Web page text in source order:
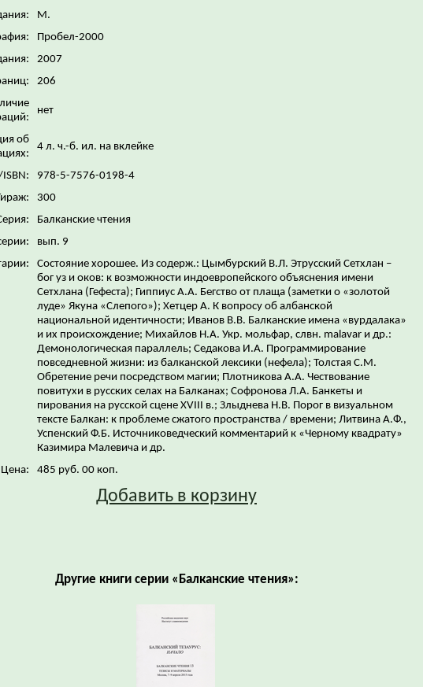
М.
Пробел-2000
2007
206
нет
об
4 л. ч.-б. ил. на вклейке
ISBN:
978-5-7576-0198-4
300
Балканские чтения
вып. 9
Состояние хорошее. Из содерж.: Цымбурский В.Л. Этрусский Сетхлан –
бог уз и оков: к возможности индоевропейского объяснения имени
Сетхлана (Гефеста); Гиппиус А.А. Бегство от плаща (заметки о «золотой
луде» Якуна «Слепого»); Хетцер А. К вопросу об албанской
национальной идентичности; Иванов В.В. Балканские имена «вурдалака»
и их происхождение; Михайлов Н.А. Укр. мольфар, слвн. malavar и др.:
Демонологическая параллель; Седакова И.А. Программирование
повседневной жизни: из балканской лексики (нефела); Толстая С.М.
Обретение речи посредством магии; Плотникова А.А. Чествование
повитухи в русских селах на Балканах; Софронова Л.А. Банкеты и
пирования на русской сцене XVIII в.; Злыднева Н.В. Порог в визуальном
тексте Балкан: к проблеме сжатого пространства / времени; Литвина А.Ф.,
Успенский Ф.Б. Источниковедческий комментарий к «Черному квадрату»
Казимира Малевича и др.
Цена:
485 руб. 00 коп.
Добавить в корзину
Другие книги серии «Балканские чтения»: